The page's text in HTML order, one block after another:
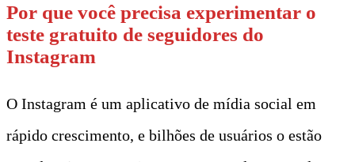
Por que você precisa experimentar o
teste gratuito de seguidores do
Instagram
O Instagram é um aplicativo de mídia social em
rápido crescimento, e bilhões de usuários o estão